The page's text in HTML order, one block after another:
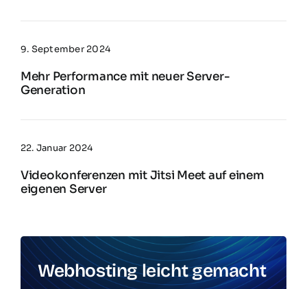
9. September 2024
Mehr Performance mit neuer Server-
Generation
22. Januar 2024
Videokonferenzen mit Jitsi Meet auf einem
eigenen Server
Webhosting leicht gemacht